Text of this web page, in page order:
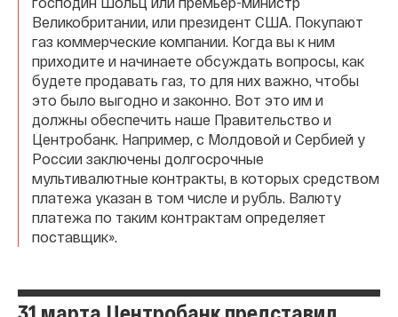
Великобритании, или президент США. Покупают
газ коммерческие компании. Когда вы к ним
приходите и начинаете обсуждать вопросы, как
будете продавать газ, то для них важно, чтобы
это было выгодно и законно. Вот это им и
должны обеспечить наше Правительство и
Центробанк. Например, с Молдовой и Сербией у
России заключены долгосрочные
мультивалютные контракты, в которых средством
платежа указан в том числе и рубль. Валюту
платежа по таким контрактам определяет
поставщик».